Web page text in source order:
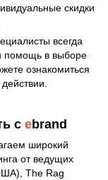
скидки
всегда
помощь в выборе
ознакомиться
с ebrand
широкий
от ведущих
The Rag